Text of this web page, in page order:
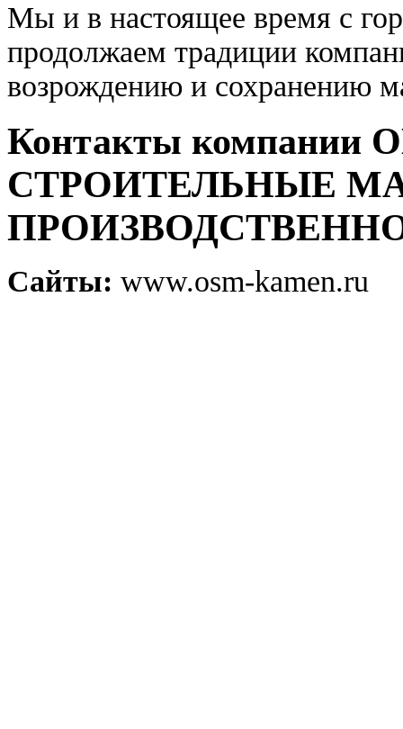
Мы и в настоящее время с
продолжаем традиции
возрождению и сохранению
Контакты
СТРОИТЕЛЬНЫЕ
Сайты: www.osm-kamen.ru